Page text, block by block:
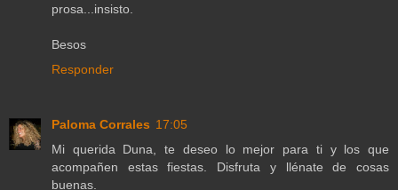
prosa...insisto.
Besos
Responder
Paloma Corrales 17:05
Mi querida Duna, te deseo lo mejor para ti y los que
acompañen estas fiestas. Disfruta y llénate de cosas
buenas.